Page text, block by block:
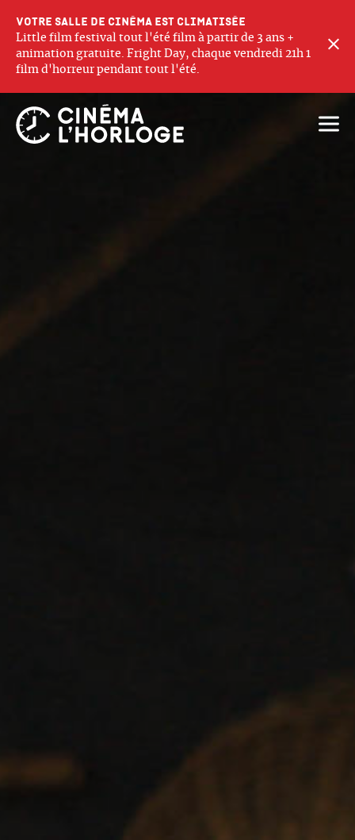
Votre salle de cinéma est climatisée
Little film festival tout l'été film à partir de 3 ans +
animation gratuite. Fright Day, chaque vendredi 21h 1
film d'horreur pendant tout l'été.